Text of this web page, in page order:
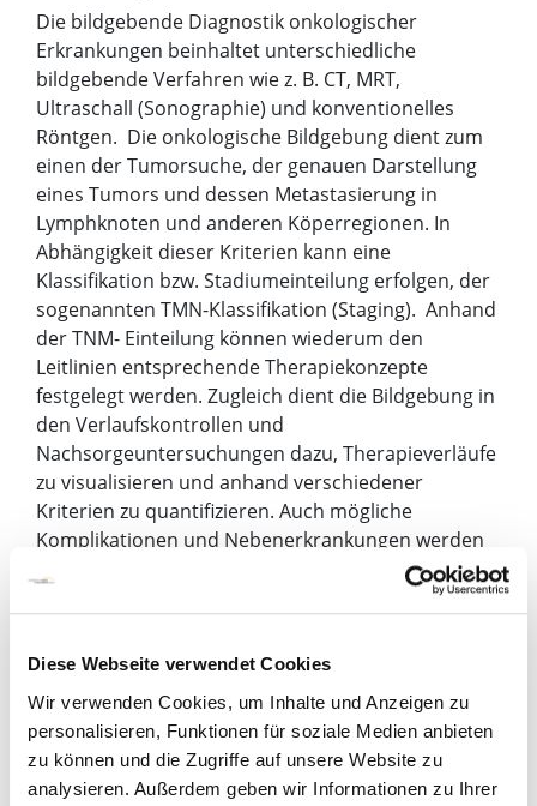
Diese Webseite verwendet Cookies
Wir verwenden Cookies, um Inhalte und Anzeigen zu
personalisieren, Funktionen für soziale Medien anbieten
zu können und die Zugriffe auf unsere Website zu
analysieren. Außerdem geben wir Informationen zu Ihrer
Die bildgebende Diagnostik onkologischer
Erkrankungen beinhaltet unterschiedliche
bildgebende Verfahren wie z. B. CT, MRT,
Ultraschall (Sonographie) und konventionelles
Röntgen. Die onkologische Bildgebung dient zum
einen der Tumorsuche, der genauen Darstellung
eines Tumors und dessen Metastasierung in
Lymphknoten und anderen Köperregionen. In
Abhängigkeit dieser Kriterien kann eine
Klassifikation bzw. Stadiumeinteilung erfolgen, der
sogenannten TMN-Klassifikation (Staging). Anhand
der TNM- Einteilung können wiederum den
Leitlinien entsprechende Therapiekonzepte
festgelegt werden. Zugleich dient die Bildgebung in
den Verlaufskontrollen und
Nachsorgeuntersuchungen dazu, Therapieverläufe
zu visualisieren und anhand verschiedener
Kriterien zu quantifizieren. Auch mögliche
Komplikationen und Nebenerkrankungen werden
Invasive Diagnostik
Die invasive Diagnostik mittels CT-gesteuerter
Punktion dient unter anderem der Abklärung von
gesichteten Befunden, deren Zuordnung und
Ursprung unklar ist. Das so gewonnene Material